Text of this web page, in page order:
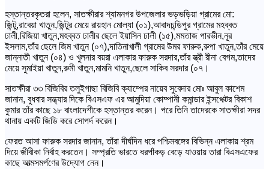
হস্তান্তরকৃতরা হলেন, সাতক্ষীরার শ্যামনগর উপজেলার ভড়ভড়িয়া গ্রামের মো:
জিন্টু,রাবেয়া খাতুন,জিন্টুর মেয়ে রায়হান মোল্যা (০১),আবাদচন্ডিপুর গ্রামের মহব্বত
ঢালী,রিজিয়া খাতুন,মহব্বত ঢালীর ছেলে ইয়াসিন ঢালী (১৫),মমতাজ পারভীন,নূর
ইসলাম,তাঁর ছেলে জিম খাতুন (০৭),দাতিনাখালী গ্রামের উমর ফারুক,রুপা খাতুন,তাঁর মেয়ে
জান্নাতী খাতুন (০৪) ও খুলনার বয়রা এলাকার ফারুক সরদার,তাঁর স্ত্রী রীনা বেগম,তাদের
মেয়ে সুমাইয়া খাতুন,রুমী খাতুন,মামনি খাতুন,ছেলে সাকিব সরদার (০৭।
সাতক্ষীরা ৩৩ বিজিবির তলুইগাছা বিজিবি ক্যাম্পের নায়েব সুবেদার মোঃ আবুল কাশেম
জানান, বুধবার সন্ধ্যার দিকে বিএসএফ এর আমুদিয়া কোম্পানী কমান্ডার ইন্সপেক্টর বিকাশ
কুমার তাঁর কাছে ১৮ বাংলাদেশীকে হস্তান্তর করেন। পরে তিনি তাদেরকে সাতক্ষীরা সদর
থানায় একটি জিডি করে সোপর্দ করেন।
ফেরত আসা ফারুক সরদার জানান, তাঁরা দীর্ঘদিন ধরে পশ্চিমবঙ্গের বিভিন্ন এলাকায় শ্রম
দিয়ে জীবীকা নির্বাহ করতেন। সম্প্রতি ভারতে ধরপাঁকড় বেড়ে যাওয়ায় তারা বিএসএফের
কাছে আত্মসমর্পণের উদ্যোগ নেন।